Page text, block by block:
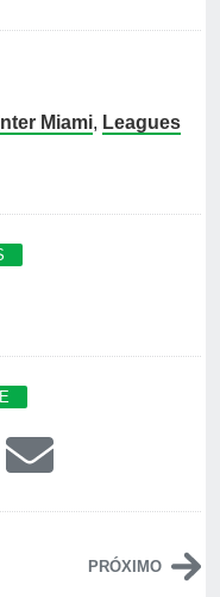
Inter Miami, Leagues
PRÓXIMO